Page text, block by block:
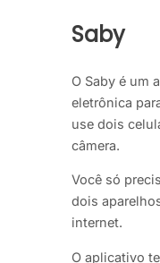
Saby
O Saby é um
eletrônica
use dois
câmera.
Você só
dois
internet.
O aplicativo